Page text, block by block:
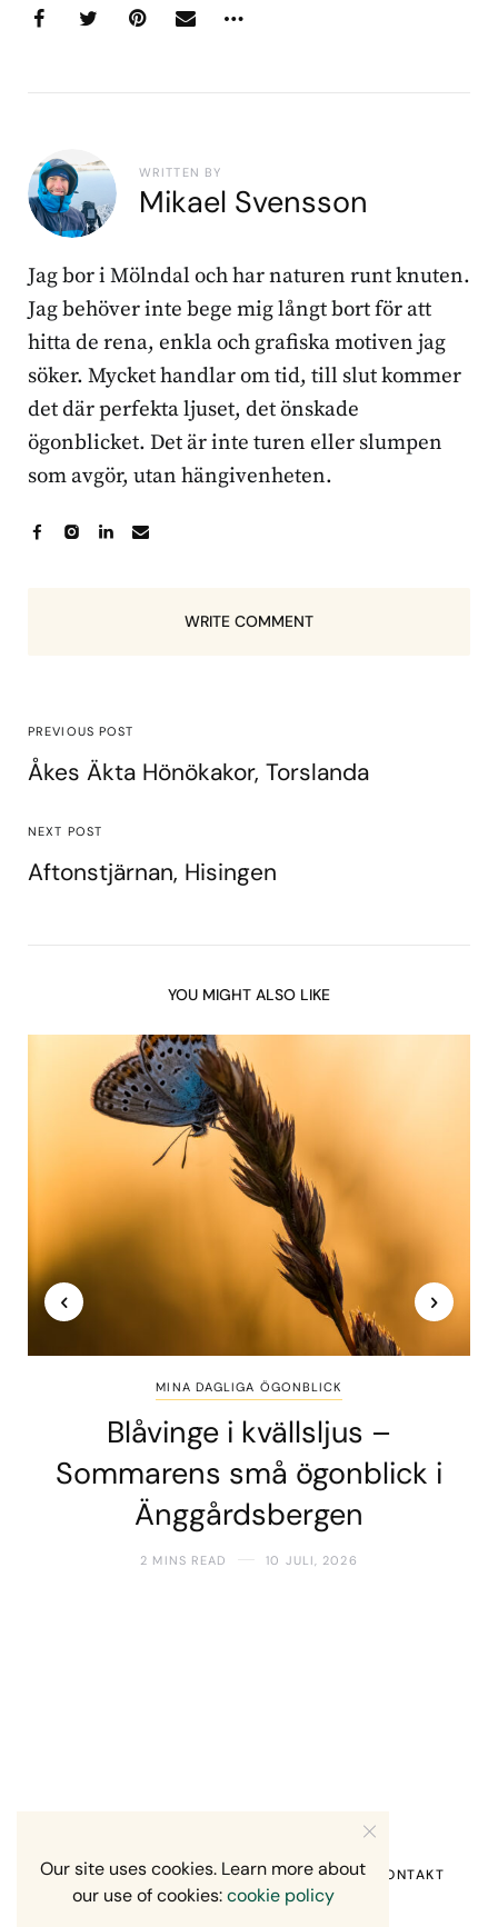
WRITTEN BY
Mikael Svensson
Jag bor i Mölndal och har naturen runt knuten.
Jag behöver inte bege mig långt bort för att
hitta de rena, enkla och grafiska motiven jag
söker. Mycket handlar om tid, till slut kommer
det där perfekta ljuset, det önskade
ögonblicket. Det är inte turen eller slumpen
som avgör, utan hängivenheten.
WRITE COMMENT
PREVIOUS POST
Åkes Äkta Hönökakor, Torslanda
NEXT POST
Aftonstjärnan, Hisingen
YOU MIGHT ALSO LIKE
MINA DAGLIGA ÖGONBLICK
Blåvinge i kvällsljus –
Sommarens små ögonblick i
Änggårdsbergen
2 MINS READ 10 JULI, 2026
HEM OM MIG RECENSION OM MIG KONTAKT
Our site uses cookies. Learn more about
our use of cookies:cookie policy